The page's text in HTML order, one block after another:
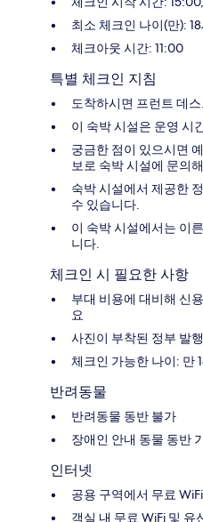
최소 체크인 나이(만): 18
체크아웃 시간: 11:00
특별 체크인 지침
도착하시면 프런트 데
이 숙박 시설은 운영 시
궁금한 점이 있으시면
보로 숙박 시설에 문의
숙박 시설에서 제공한
수 있습니다.
이 숙박 시설에서는 이
니다.
체크인 시 필요한 사항
부대 비용에 대비해 신
요
사진이 부착된 정부 발
체크인 가능한 나이: 만
반려동물
반려동물 동반 불가
장애인 안내 동물 동반
인터넷
공용 구역에서 무료
객실 내 무료 WiFi 및 유